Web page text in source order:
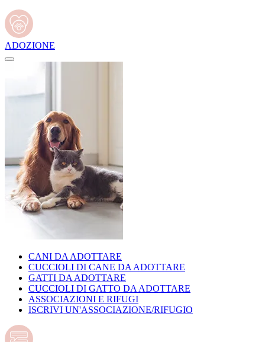
ADOZIONE
CANI DA ADOTTARE
CUCCIOLI DI CANE DA ADOTTARE
GATTI DA ADOTTARE
CUCCIOLI DI GATTO DA ADOTTARE
ASSOCIAZIONI E RIFUGI
ISCRIVI UN'ASSOCIAZIONE/RIFUGIO